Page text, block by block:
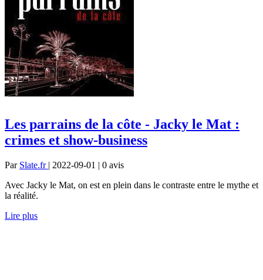
Les parrains de la côte - Jacky le Mat :
crimes et show-business
Par Slate.fr | 2022-09-01 | 0 avis
Avec Jacky le Mat, on est en plein dans le contraste entre le mythe et
la réalité.
Lire plus